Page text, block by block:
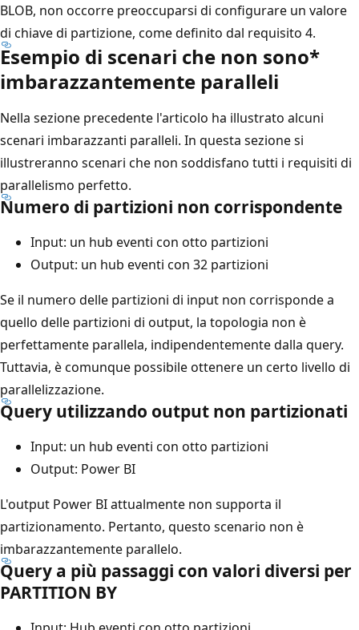
BLOB, non occorre preoccuparsi di configurare un valore
di chiave di partizione, come definito dal requisito 4.
Esempio di scenari che non sono*
imbarazzantemente paralleli
Nella sezione precedente l'articolo ha illustrato alcuni
scenari imbarazzanti paralleli. In questa sezione si
illustreranno scenari che non soddisfano tutti i requisiti di
parallelismo perfetto.
Numero di partizioni non corrispondente
Input: un hub eventi con otto partizioni
Output: un hub eventi con 32 partizioni
Se il numero delle partizioni di input non corrisponde a
quello delle partizioni di output, la topologia non è
perfettamente parallela, indipendentemente dalla query.
Tuttavia, è comunque possibile ottenere un certo livello di
parallelizzazione.
Query utilizzando output non partizionati
Input: un hub eventi con otto partizioni
Output: Power BI
L'output Power BI attualmente non supporta il
partizionamento. Pertanto, questo scenario non è
imbarazzantemente parallelo.
Query a più passaggi con valori diversi per
PARTITION BY